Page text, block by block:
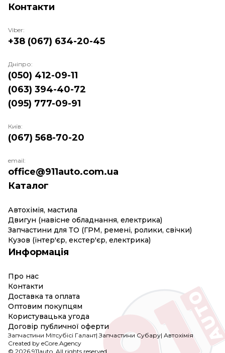
Каталог
Автохімія, мастила
Двигун (навісне обладнання, електрика)
Запчастини для ТО (ГРМ, ремені, ролики, свічки)
Кузов (інтер'єр, екстер'єр, електрика)
Информація
Про нас
Контакти
Доставка та оплата
Оптовим покупцям
Користувацька угода
Договір публичної оферти
Контакти
Viber:
+38 (067) 634-20-45
Дніпро:
(050) 412-09-11
(063) 394-40-72
(095) 777-09-91
Київ:
(067) 568-70-20
email:
office@911auto.com.ua
Created by eCore.Agency
Запчастини Мітсубісі Галант|Запчастини Субару| Автохімія
© 2026 911auto. All rights reserved